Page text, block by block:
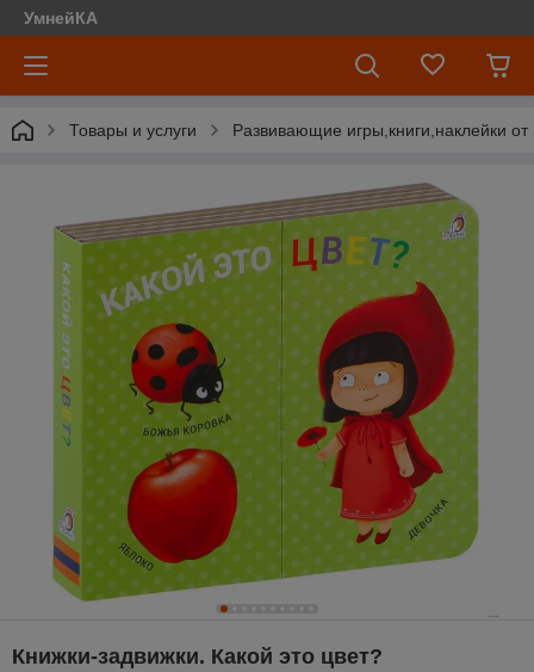
УмнейКА
Товары и услуги Развивающие игры,книги,наклейки от
Книжки-задвижки. Какой это цвет?